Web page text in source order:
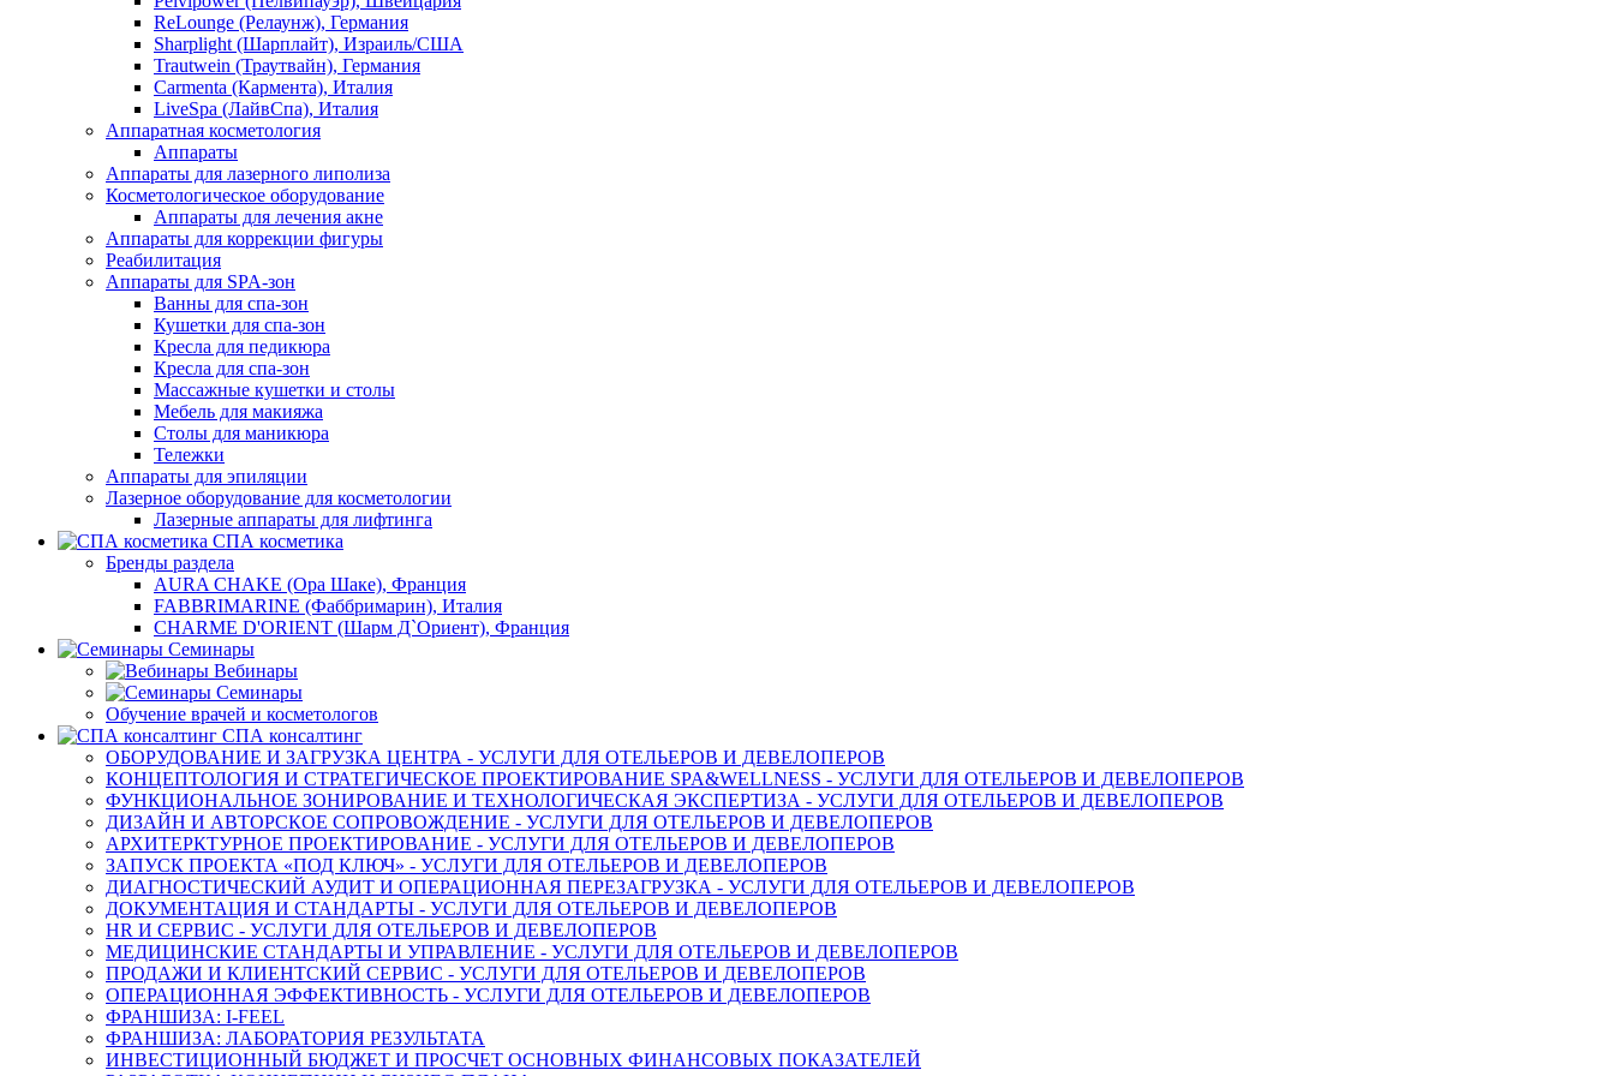
ReLounge (Релаунж), Германия
Sharplight (Шарплайт), Израиль/США
Trautwein (Траутвайн), Германия
Carmenta (Кармента), Италия
LiveSpa (ЛайвСпа), Италия
Аппаратная косметология
Аппараты
Аппараты для лазерного липолиза
Косметологическое оборудование
Аппараты для лечения акне
Аппараты для коррекции фигуры
Реабилитация
Аппараты для SPA-зон
Ванны для спа-зон
Кушетки для спа-зон
Кресла для педикюра
Кресла для спа-зон
Массажные кушетки и столы
Мебель для макияжа
Столы для маникюра
Тележки
Аппараты для эпиляции
Лазерное оборудование для косметологии
Лазерные аппараты для лифтинга
СПА косметика
Бренды раздела
AURA CHAKE (Ора Шаке), Франция
FABBRIMARINE (Фаббримарин), Италия
CHARME D'ORIENT (Шарм Д`Ориент), Франция
Семинары
Вебинары
Семинары
Обучение врачей и косметологов
СПА консалтинг
ОБОРУДОВАНИЕ И ЗАГРУЗКА ЦЕНТРА - УСЛУГИ ДЛЯ ОТЕЛЬЕРОВ И ДЕВЕЛОПЕРОВ
КОНЦЕПТОЛОГИЯ И СТРАТЕГИЧЕСКОЕ ПРОЕКТИРОВАНИЕ SPA&WELLNESS - УСЛУГИ ДЛЯ ОТЕЛЬЕРОВ И ДЕВЕЛОПЕРОВ
ФУНКЦИОНАЛЬНОЕ ЗОНИРОВАНИЕ И ТЕХНОЛОГИЧЕСКАЯ ЭКСПЕРТИЗА - УСЛУГИ ДЛЯ ОТЕЛЬЕРОВ И ДЕВЕЛОПЕРОВ
ДИЗАЙН И АВТОРСКОЕ СОПРОВОЖДЕНИЕ - УСЛУГИ ДЛЯ ОТЕЛЬЕРОВ И ДЕВЕЛОПЕРОВ
АРХИТЕРКТУРНОЕ ПРОЕКТИРОВАНИЕ - УСЛУГИ ДЛЯ ОТЕЛЬЕРОВ И ДЕВЕЛОПЕРОВ
ЗАПУСК ПРОЕКТА «ПОД КЛЮЧ» - УСЛУГИ ДЛЯ ОТЕЛЬЕРОВ И ДЕВЕЛОПЕРОВ
ДИАГНОСТИЧЕСКИЙ АУДИТ И ОПЕРАЦИОННАЯ ПЕРЕЗАГРУЗКА - УСЛУГИ ДЛЯ ОТЕЛЬЕРОВ И ДЕВЕЛОПЕРОВ
ДОКУМЕНТАЦИЯ И СТАНДАРТЫ - УСЛУГИ ДЛЯ ОТЕЛЬЕРОВ И ДЕВЕЛОПЕРОВ
HR И СЕРВИС - УСЛУГИ ДЛЯ ОТЕЛЬЕРОВ И ДЕВЕЛОПЕРОВ
МЕДИЦИНСКИЕ СТАНДАРТЫ И УПРАВЛЕНИЕ - УСЛУГИ ДЛЯ ОТЕЛЬЕРОВ И ДЕВЕЛОПЕРОВ
ПРОДАЖИ И КЛИЕНТСКИЙ СЕРВИС - УСЛУГИ ДЛЯ ОТЕЛЬЕРОВ И ДЕВЕЛОПЕРОВ
ОПЕРАЦИОННАЯ ЭФФЕКТИВНОСТЬ - УСЛУГИ ДЛЯ ОТЕЛЬЕРОВ И ДЕВЕЛОПЕРОВ
ФРАНШИЗА: I-FEEL
ФРАНШИЗА: ЛАБОРАТОРИЯ РЕЗУЛЬТАТА
ИНВЕСТИЦИОННЫЙ БЮДЖЕТ И ПРОСЧЕТ ОСНОВНЫХ ФИНАНСОВЫХ ПОКАЗАТЕЛЕЙ